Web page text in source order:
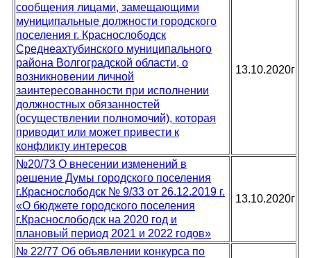
сообщения лицами, замещающими
муниципальные должности городского
поселения г. Краснослободск
Среднеахтубинского муниципального
района Волгоградской области, о
возникновении личной
заинтересованности при исполнении
должностных обязанностей
(осуществлении полномочий), которая
приводит или может привести к
конфликту интересов
13.10.2020г
№20/73 О внесении изменений в
решение Думы городского поселения
г.Краснослободск № 9/33 от 26.12.2019 г.
«О бюджете городского поселения
г.Краснослободск на 2020 год и
плановый период 2021 и 2022 годов»
13.10.2020г
№ 22/77 Об объявлении конкурса по